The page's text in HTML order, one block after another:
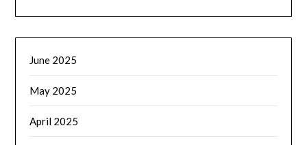
June 2025
May 2025
April 2025